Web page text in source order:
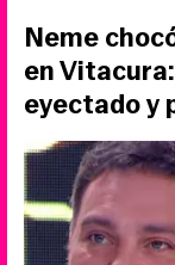
Neme
en
eyectado y